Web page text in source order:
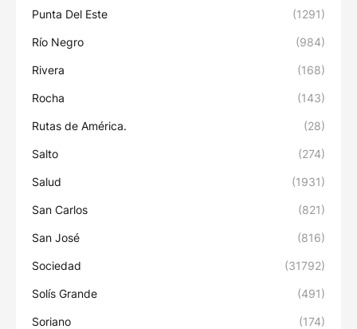
Punta Del Este (1291)
Río Negro (984)
Rivera (168)
Rocha (143)
Rutas de América. (28)
Salto (274)
Salud (1931)
San Carlos (821)
San José (816)
Sociedad (31792)
Solís Grande (491)
Soriano (174)